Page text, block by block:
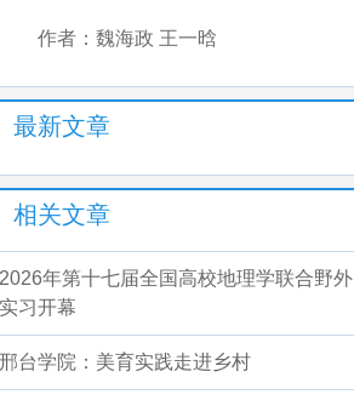
作者：魏海政 王一晗
最新文章
相关文章
2026年第十七届全国高校地理学联合野外
实习开幕
邢台学院：美育实践走进乡村